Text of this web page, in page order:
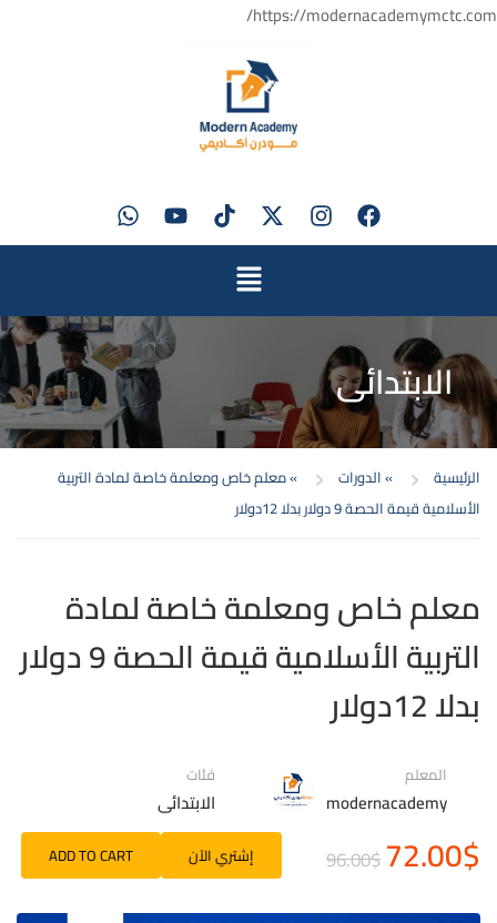
https://modernacademymctc.com/
الابتدائي
الرئيسية »الدورات »معلم خاص ومعلمة خاصة لمادة التربية
الأسلامية قيمة الحصة 9 دولار بدلا 12دولار
معلم خاص ومعلمة خاصة لمادة
التربية الأسلامية قيمة الحصة 9 دولار
بدلا 12دولار
المعلم
modernacademy
فئات
الابتدائي
96.00$72.00$ إشتري الآن ADD TO CART